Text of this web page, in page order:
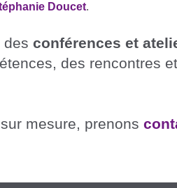
Doucet.
des conférences et
des rencontres
mesure, prenons